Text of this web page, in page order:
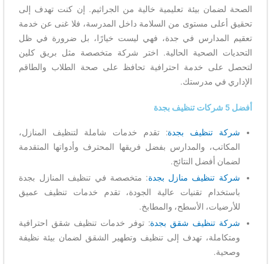
الصحة لضمان بيئة تعليمية خالية من الجراثيم. إن كنت تهدف إلى
تحقيق أعلى مستوى من السلامة داخل المدرسة، فلا غنى عن خدمة
تعقيم المدارس في جدة، فهي ليست خيارًا، بل ضرورة في ظل
التحديات الصحية الحالية. اختر شركة متخصصة مثل بريق كلين
لتحصل على خدمة احترافية تحافظ على صحة الطلاب والطاقم
الإداري في مدرستك.
أفضل 5 شركات تنظيف بجدة
شركة تنظيف بجدة: تقدم خدمات شاملة لتنظيف المنازل،
المكاتب، والمدارس بفضل فريقها المحترف وأدواتها المتقدمة
لضمان أفضل النتائج.
شركة تنظيف منازل بجدة: متخصصة في تنظيف المنازل بجدة
باستخدام تقنيات عالية الجودة، تقدم خدمات تنظيف عميق
للأرضيات، الأسطح، والمطابخ.
شركة تنظيف شقق بجدة: توفر خدمات تنظيف شقق احترافية
ومتكاملة، تهدف إلى تنظيف وتطهير الشقق لضمان بيئة نظيفة
وصحية.